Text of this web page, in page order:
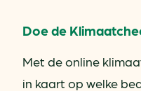
Doe de
Met de online
in kaart op welke